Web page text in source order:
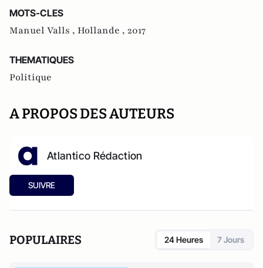
MOTS-CLES
Manuel Valls , Hollande , 2017
THEMATIQUES
Politique
A PROPOS DES AUTEURS
Atlantico Rédaction
SUIVRE
POPULAIRES 24 Heures 7 Jours